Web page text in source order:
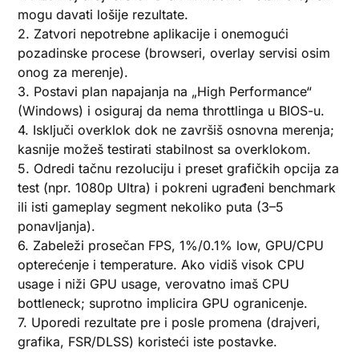
mogu davati lošije rezultate.
2. Zatvori nepotrebne aplikacije i onemogući
pozadinske procesе (browseri, overlay servisi osim
onog za merenje).
3. Postavi plan napajanja na „High Performance“
(Windows) i osiguraj da nema throttlinga u BIOS-u.
4. Isključi overklok dok ne završiš osnovna merenja;
kasnije možeš testirati stabilnost sa overklokom.
5. Odredi tačnu rezoluciju i preset grafičkih opcija za
test (npr. 1080p Ultra) i pokreni ugrađeni benchmark
ili isti gameplay segment nekoliko puta (3–5
ponavljanja).
6. Zabeleži prosečan FPS, 1%/0.1% low, GPU/CPU
opterećenje i temperature. Ako vidiš visok CPU
usage i niži GPU usage, verovatno imaš CPU
bottleneck; suprotno implicira GPU ogranicenje.
7. Uporedi rezultate pre i posle promena (drajveri,
grafika, FSR/DLSS) koristeći iste postavke.